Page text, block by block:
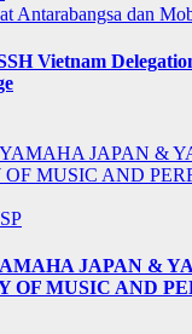
Antarabangsa dan
Vietnam
JAPAN &
OF MUSIC AND